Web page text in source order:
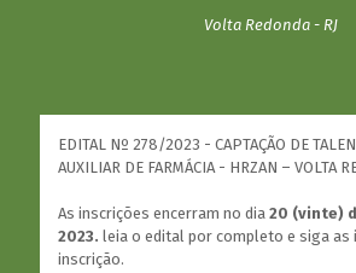
Volta Redonda - RJ
EDITAL Nº 278/2023 - CAPTAÇÃO DE
AUXILIAR DE FARMÁCIA - HRZAN – VOLTA
As inscrições encerram no dia 20 (vinte)
2023. leia o edital por completo e siga as
inscrição.